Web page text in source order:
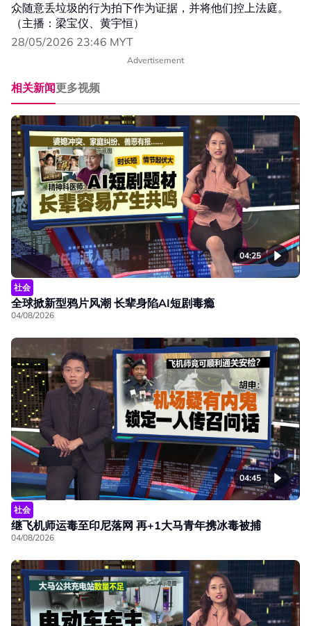
众随意丢垃圾的行为拍下作为证据，并将他们控上法庭。
（主播：梁宝仪、黄宇恒）
28/05/2026 23:46 MYT
Advertisement
相关新闻更多视频
04:25
社会
全球掀新型鸦片风潮 长辈身陷AI短剧毒瘾
04/08/2026
04:45
社会
继飞机师运毒至印尼落网 再+1大马青年携冰毒被捕
04/08/2026